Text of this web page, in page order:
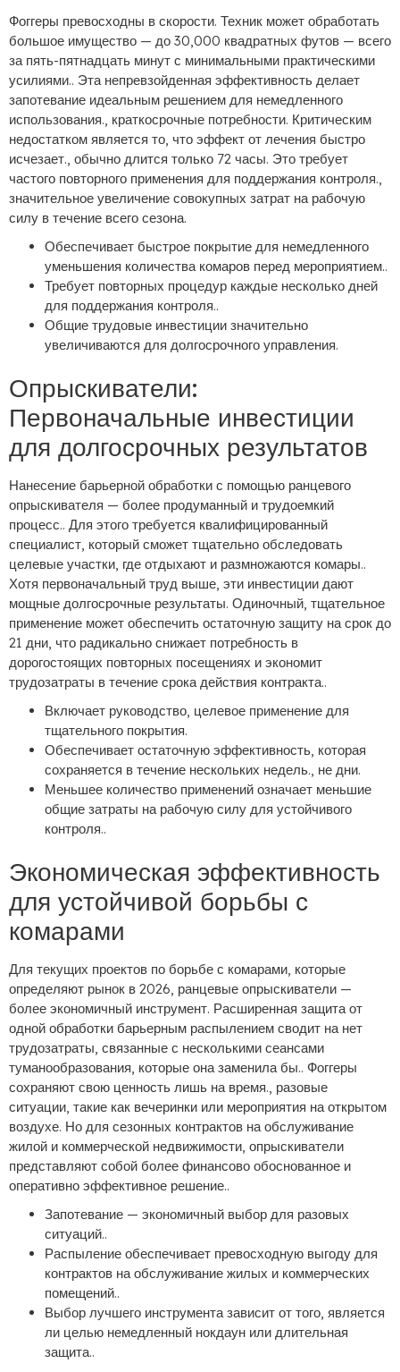
Фоггеры превосходны в скорости. Техник может обработать
большое имущество — до 30,000 квадратных футов — всего
за пять-пятнадцать минут с минимальными практическими
усилиями.. Эта непревзойденная эффективность делает
запотевание идеальным решением для немедленного
использования., краткосрочные потребности. Критическим
недостатком является то, что эффект от лечения быстро
исчезает., обычно длится только 72 часы. Это требует
частого повторного применения для поддержания контроля.,
значительное увеличение совокупных затрат на рабочую
силу в течение всего сезона.
Обеспечивает быстрое покрытие для немедленного
уменьшения количества комаров перед мероприятием..
Требует повторных процедур каждые несколько дней
для поддержания контроля..
Общие трудовые инвестиции значительно
увеличиваются для долгосрочного управления.
Опрыскиватели:
Первоначальные инвестиции
для долгосрочных результатов
Нанесение барьерной обработки с помощью ранцевого
опрыскивателя — более продуманный и трудоемкий
процесс.. Для этого требуется квалифицированный
специалист, который сможет тщательно обследовать
целевые участки, где отдыхают и размножаются комары..
Хотя первоначальный труд выше, эти инвестиции дают
мощные долгосрочные результаты. Одиночный, тщательное
применение может обеспечить остаточную защиту на срок до
21 дни, что радикально снижает потребность в
дорогостоящих повторных посещениях и экономит
трудозатраты в течение срока действия контракта..
Включает руководство, целевое применение для
тщательного покрытия.
Обеспечивает остаточную эффективность, которая
сохраняется в течение нескольких недель., не дни.
Меньшее количество применений означает меньшие
общие затраты на рабочую силу для устойчивого
контроля..
Экономическая эффективность
для устойчивой борьбы с
комарами
Для текущих проектов по борьбе с комарами, которые
определяют рынок в 2026, ранцевые опрыскиватели —
более экономичный инструмент. Расширенная защита от
одной обработки барьерным распылением сводит на нет
трудозатраты, связанные с несколькими сеансами
туманообразования, которые она заменила бы.. Фоггеры
сохраняют свою ценность лишь на время., разовые
ситуации, такие как вечеринки или мероприятия на открытом
воздухе. Но для сезонных контрактов на обслуживание
жилой и коммерческой недвижимости, опрыскиватели
представляют собой более финансово обоснованное и
оперативно эффективное решение..
Запотевание — экономичный выбор для разовых
ситуаций..
Распыление обеспечивает превосходную выгоду для
контрактов на обслуживание жилых и коммерческих
помещений..
Выбор лучшего инструмента зависит от того, является
ли целью немедленный нокдаун или длительная
защита..